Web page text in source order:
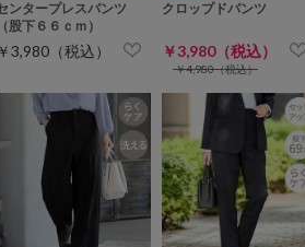
ンタープレスパンツ
（股下６６ｃｍ）
￥3,980（税込）
クロップドパンツ
￥3,980（税込）
￥4,980（税込）